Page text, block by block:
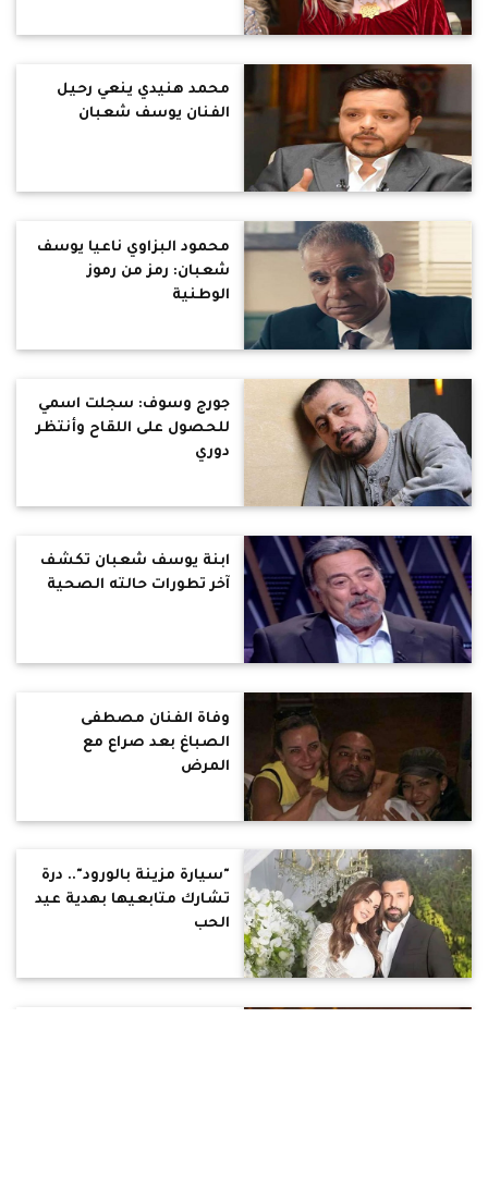
محمد هنيدي ينعي رحيل
الفنان يوسف شعبان
محمود البزاوي ناعيا يوسف
شعبان: رمز من رموز
الوطنية
جورج وسوف: سجلت اسمي
للحصول على اللقاح وأنتظر
دوري
ابنة يوسف شعبان تكشف
آخر تطورات حالته الصحية
وفاة الفنان مصطفى
الصباغ بعد صراع مع
المرض
"سيارة مزينة بالورود".. درة
تشارك متابعيها بهدية عيد
الحب